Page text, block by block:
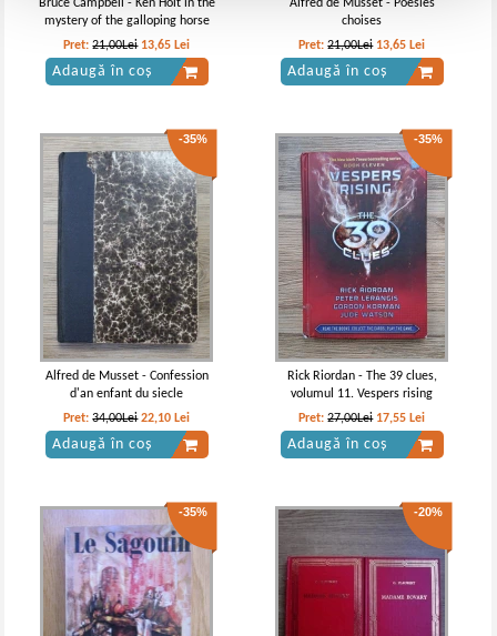
Bruce Campbell - Ken Holt in the
mystery of the galloping horse
Pret:21,00Lei 13,65 Lei
Adaugă în coș
Alfred de Musset - Poesies
choises
Pret:21,00Lei 13,65 Lei
Adaugă în coș
-35%
Alfred de Musset - Confession
d'an enfant du siecle
Pret:34,00Lei 22,10 Lei
Adaugă în coș
-35%
Rick Riordan - The 39 clues,
volumul 11. Vespers rising
Pret:27,00Lei 17,55 Lei
Adaugă în coș
-35% -20%